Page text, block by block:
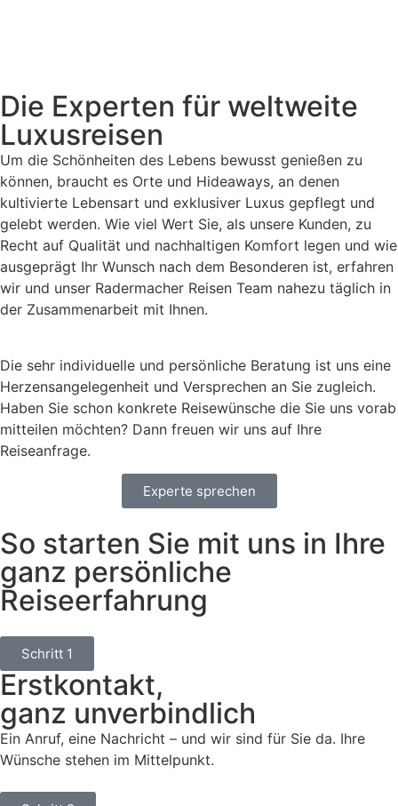
Die Experten für weltweite
Luxusreisen
Um die Schönheiten des Lebens bewusst genießen zu
können, braucht es Orte und Hideaways, an denen
kultivierte Lebensart und exklusiver Luxus gepflegt und
gelebt werden. Wie viel Wert Sie, als unsere Kunden, zu
Recht auf Qualität und nachhaltigen Komfort legen und wie
ausgeprägt Ihr Wunsch nach dem Besonderen ist, erfahren
wir und unser Radermacher Reisen Team nahezu täglich in
der Zusammenarbeit mit Ihnen.
Die sehr individuelle und persönliche Beratung ist uns eine
Herzensangelegenheit und Versprechen an Sie zugleich.
Haben Sie schon konkrete Reisewünsche die Sie uns vorab
mitteilen möchten? Dann freuen wir uns auf Ihre
Reiseanfrage.
Experte sprechen
So starten Sie mit uns in Ihre
ganz persönliche
Reiseerfahrung
Schritt 1
Erstkontakt,
ganz unverbindlich
Ein Anruf, eine Nachricht – und wir sind für Sie da. Ihre
Wünsche stehen im Mittelpunkt.